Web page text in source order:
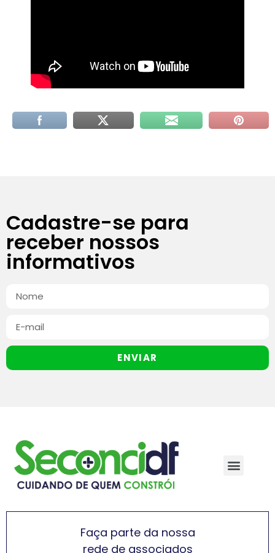
Cadastre-se para
receber nossos
informativos
ENVIAR
Faça parte da nossa
rede de associados